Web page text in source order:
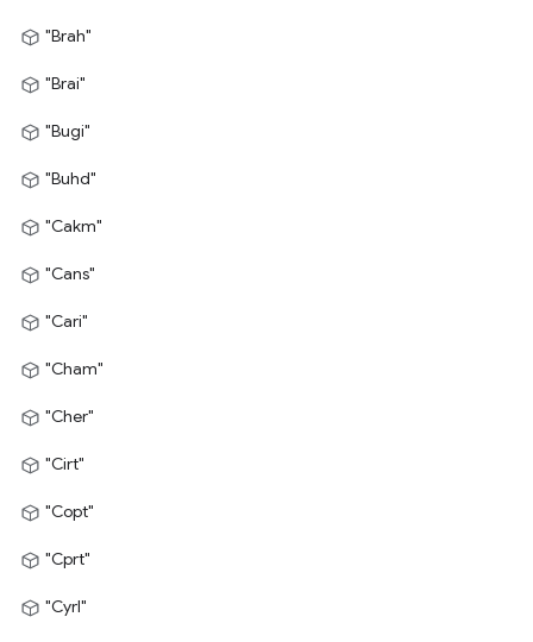
"Brah"
"Brai"
"Bugi"
"Buhd"
"Cakm"
"Cans"
"Cari"
"Cham"
"Cher"
"Cirt"
"Copt"
"Cprt"
"Cyrl"